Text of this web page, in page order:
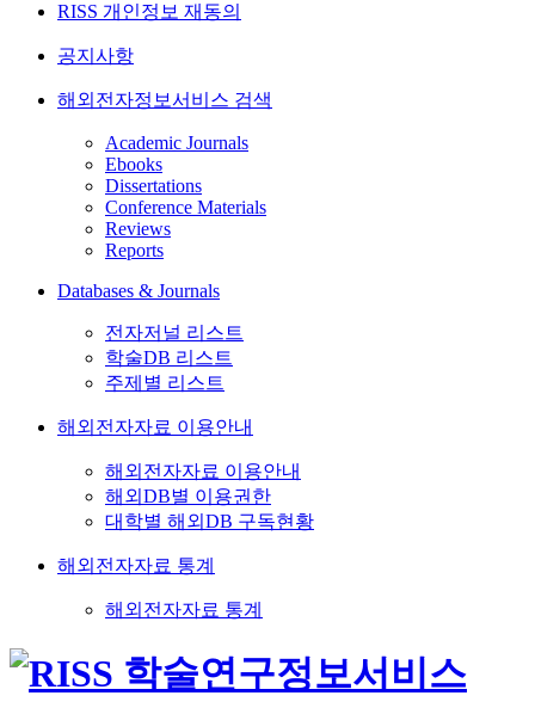
RISS 개인정보 재동의
공지사항
해외전자정보서비스 검색
Academic Journals
Ebooks
Dissertations
Conference Materials
Reviews
Reports
Databases & Journals
전자저널 리스트
학술DB 리스트
주제별 리스트
해외전자자료 이용안내
해외전자자료 이용안내
해외DB별 이용권한
대학별 해외DB 구독현황
해외전자자료 통계
해외전자자료 통계